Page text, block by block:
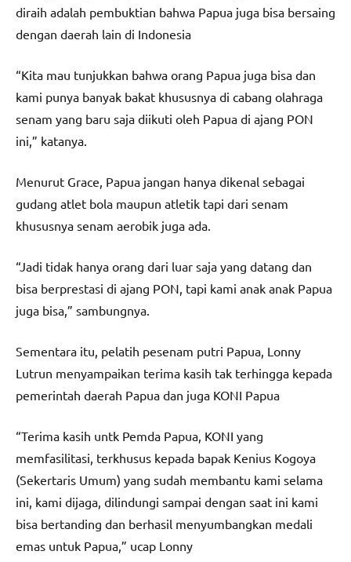
diraih adalah pembuktian bahwa Papua juga bisa bersaing
dengan daerah lain di Indonesia
“Kita mau tunjukkan bahwa orang Papua juga bisa dan
kami punya banyak bakat khususnya di cabang olahraga
senam yang baru saja diikuti oleh Papua di ajang PON
ini,” katanya.
Menurut Grace, Papua jangan hanya dikenal sebagai
gudang atlet bola maupun atletik tapi dari senam
khususnya senam aerobik juga ada.
“Jadi tidak hanya orang dari luar saja yang datang dan
bisa berprestasi di ajang PON, tapi kami anak anak Papua
juga bisa,” sambungnya.
Sementara itu, pelatih pesenam putri Papua, Lonny
Lutrun menyampaikan terima kasih tak terhingga kepada
pemerintah daerah Papua dan juga KONI Papua
“Terima kasih untk Pemda Papua, KONI yang
memfasilitasi, terkhusus kepada bapak Kenius Kogoya
(Sekertaris Umum) yang sudah membantu kami selama
ini, kami dijaga, dilindungi sampai dengan saat ini kami
bisa bertanding dan berhasil menyumbangkan medali
emas untuk Papua,” ucap Lonny